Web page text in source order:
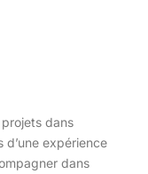
dans
expérience
dans